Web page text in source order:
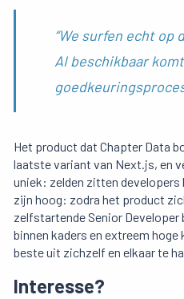
“We surfen echt
AI beschikbaar
Het product dat Chapter Data
laatste variant van Next.js, en
uniek: zelden zitten developers
zijn hoog: zodra het product
zelfstartende Senior Developer
binnen kaders en extreem
beste uit zichzelf en elkaar te
Interesse?